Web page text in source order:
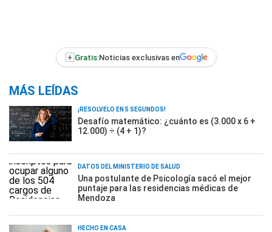
+ Gratis:Noticias exclusivas en
MÁS LEÍDAS
¡RESOLVELO EN 5 SEGUNDOS!
Desafío matemático: ¿cuánto es (3.000 x 6 +
12.000) ÷ (4 + 1)?
DATOS DEL MINISTERIO DE SALUD
Una postulante de Psicología sacó el mejor
puntaje para las residencias médicas de
Mendoza
HECHO EN CASA